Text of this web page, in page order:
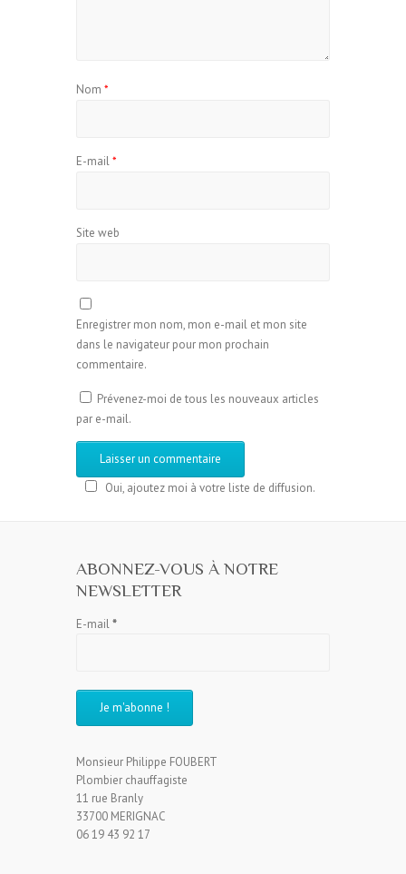
Nom *
E-mail*
Site web
Enregistrer mon nom, mon e-mail et mon site
dans le navigateur pour mon prochain
commentaire.
Prévenez-moi de tous les nouveaux articles
par e-mail.
Oui, ajoutez moi à votre liste de diffusion.
ABONNEZ-VOUS À NOTRE
NEWSLETTER
E-mail*
Monsieur Philippe FOUBERT
Plombier chauffagiste
11 rue Branly
33700 MERIGNAC
06 19 43 92 17